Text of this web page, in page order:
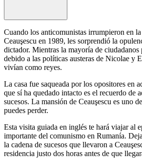
Cuando los anticomunistas irrumpieron en
Ceauşescu en 1989, les sorprendió la
dictador. Mientras la mayoría de ciudadanos
debido a las políticas austeras de Nicolae y
vivían como reyes.
La casa fue saqueada por los opositores en
que sí ha quedado intacto es el recuerdo de
sucesos. La mansión de Ceauşescu es uno
puedes perder.
Esta visita guiada en inglés te hará viajar al
importante del comunismo en Rumanía.
la cadena de sucesos que llevaron a
residencia justo dos horas antes de que